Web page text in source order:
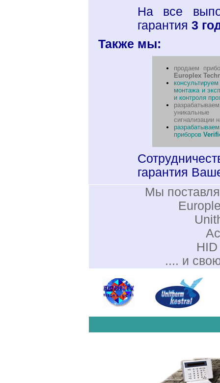
На все
гарантия 3
Также мы:
продаем
Europlex
монтажа и
и контроля
сигнализации
приборов
гарантия
Мы
.... и